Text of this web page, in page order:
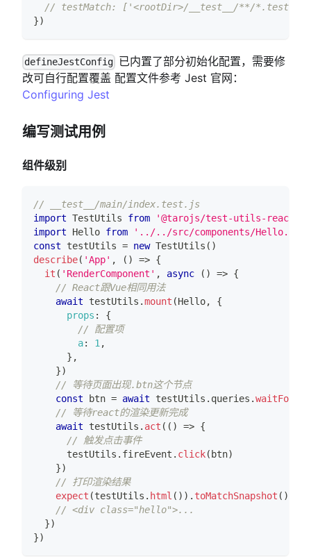
// testMatch: ['<rootDir>/__test__/**/
})
defineJestConfig 已内置了部分初始化配置，需要修
改可自行配置覆盖 配置文件参考 Jest 官网：
Configuring Jest
编写测试用例
组件级别
// __test__/main/index.test.js
import TestUtils from
'@tarojs/test-utils-react'
import
Hello from
'../../src/components/Hello.tsx'
const testUtils = new TestUtils ( )
describe( 'App' , ( ) => {
it ( 'RenderComponent' , async ( ) => {
// React跟Vue相同用法
await testUtils .mount (Hello,
{
props :
{
// 配置项
a: 1,
} ,
})
// 等待页面出现.btn这个节点
const btn = await testUtils . queries .
// 等待react的渲染更新完成
await testUtils . act ( ( ) => {
// 触发点击事件
      testUtils
. fireEvent . click( btn)
})
// 打印渲染结果
expect (testUtils . html ( ) ) . toMatchSnapshot ( )
// <div class="hello">...
})
})